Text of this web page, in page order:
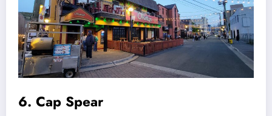
6. Cap Spear